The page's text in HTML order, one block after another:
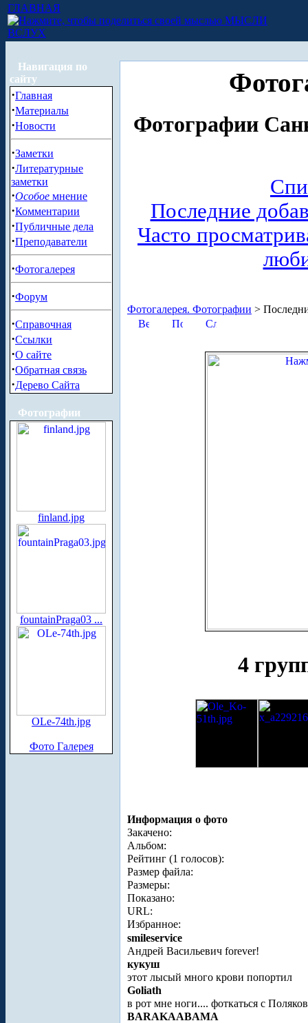
ГЛАВНАЯ
МЫСЛИ
ВСЛУХ
Навигация по
сайту
·Главная
·Материалы
·Новости
·Заметки
·Литературные
заметки
·Особое мнение
·Комментарии
·Публичные дела
·Преподаватели
·Фотогалерея
·Форум
·Справочная
·Ссылки
·О сайте
·Обратная связь
·Дерево Сайта
Фотографии
finland.jpg
fountainPraga03 ...
OLe-74th.jpg
Фото Галерея
Фотографии
Последние
Часто
Фотогалерея. Фотографии >
4
Информация о фото
Закачено:
Альбом:
Рейтинг (1 голосов):
Размер файла:
Размеры:
Показано:
URL:
Избранное:
smileservice
Андрей Васильевич forever!
кукуш
этот лысый много крови попортил
Goliath
в рот мне ноги.... фоткаться с
BARAKAABAMA